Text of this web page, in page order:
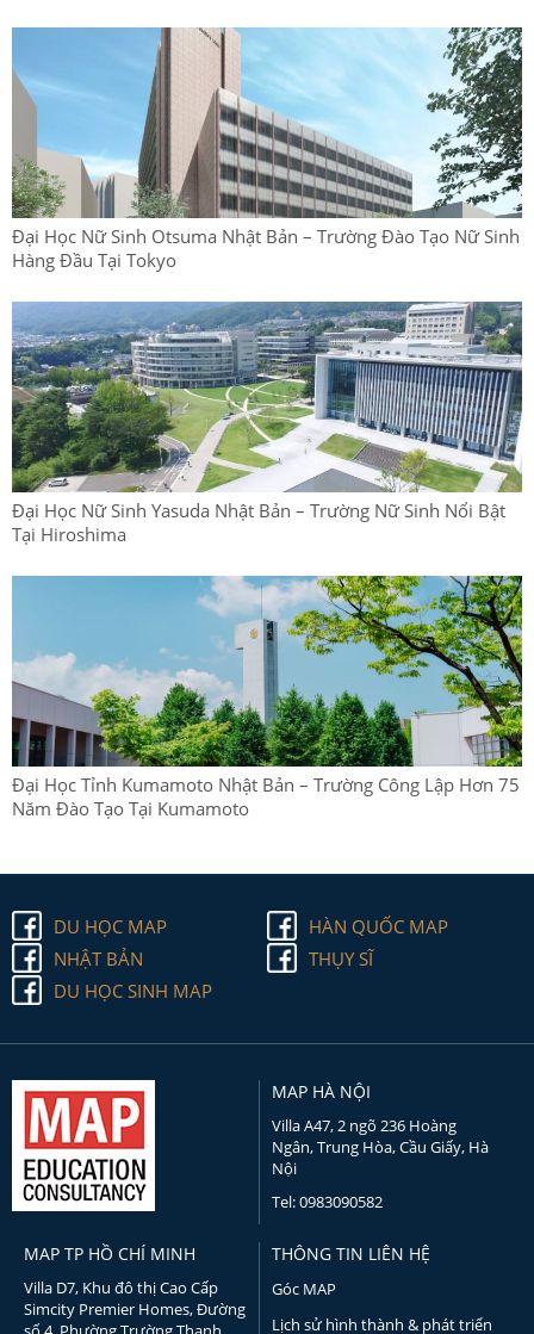
Đại Học Nữ Sinh Otsuma Nhật Bản – Trường Đào Tạo Nữ Sinh
Hàng Đầu Tại Tokyo
Đại Học Nữ Sinh Yasuda Nhật Bản – Trường Nữ Sinh Nổi Bật
Tại Hiroshima
Đại Học Tỉnh Kumamoto Nhật Bản – Trường Công Lập Hơn 75
Năm Đào Tạo Tại Kumamoto
DU HỌC MAP
HÀN QUỐC MAP
NHẬT BẢN
THỤY SĨ
DU HỌC SINH MAP
MAP HÀ NỘI
Villa A47, 2 ngõ 236 Hoàng
Ngân, Trung Hòa, Cầu Giấy, Hà
Nội
Tel: 0983090582
MAP TP HỒ CHÍ MINH
Villa D7, Khu đô thị Cao Cấp
Simcity Premier Homes, Đường
THÔNG TIN LIÊN HỆ
Góc MAP
Lịch sử hình thành & phát triển